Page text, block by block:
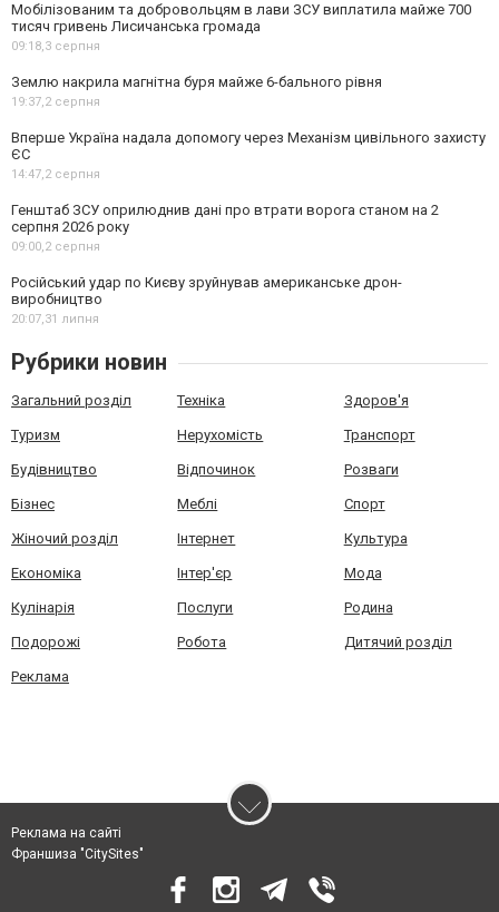
Мобілізованим та добровольцям в лави ЗСУ виплатила майже 700
тисяч гривень Лисичанська громада
09:18,3 серпня
Землю накрила магнітна буря майже 6-бального рівня
19:37,2 серпня
Вперше Україна надала допомогу через Механізм цивільного захисту
ЄС
14:47,2 серпня
Генштаб ЗСУ оприлюднив дані про втрати ворога станом на 2
серпня 2026 року
09:00,2 серпня
Російський удар по Києву зруйнував американське дрон-
виробництво
20:07,31 липня
Рубрики новин
Загальний розділ Техніка Здоров'я
Туризм Нерухомість Транспорт
Будівництво Відпочинок Розваги
Бізнес Меблі Спорт
Жіночий розділ Інтернет Культура
Економіка Інтер'єр Мода
Кулінарія Послуги Родина
Подорожі Робота Дитячий розділ
Реклама
Реклама на сайті
Франшиза "CitySites"